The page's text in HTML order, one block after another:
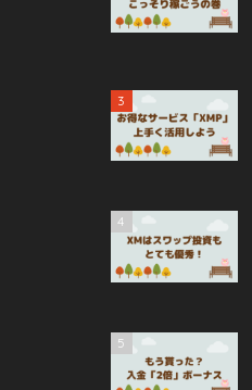
3
4
5